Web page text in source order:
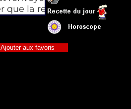
Ajouter aux favoris